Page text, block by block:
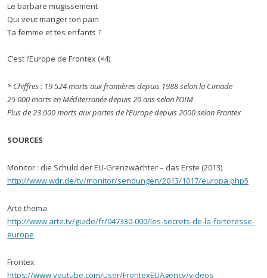
Le barbare mugissement
Qui veut manger ton pain
Ta femme et tes enfants ?
C’est l’Europe de Frontex (×4)
* Chiffres : 19 524 morts aux frontières depuis 1988 selon la Cimade
25 000 morts en Méditerranée depuis 20 ans selon l’OIM
Plus de 23 000 morts aux portes de l’Europe depuis 2000 selon Frontex
SOURCES
Monitor : die Schuld der EU-Grenzwächter – das Erste (2013)
http://www.wdr.de/tv/monitor/sendungen/2013/1017/europa.php5
Arte thema
http://www.arte.tv/guide/fr/047330-000/les-secrets-de-la-forteresse-
europe
Frontex
https://www.youtube.com/user/FrontexEUAgency/videos